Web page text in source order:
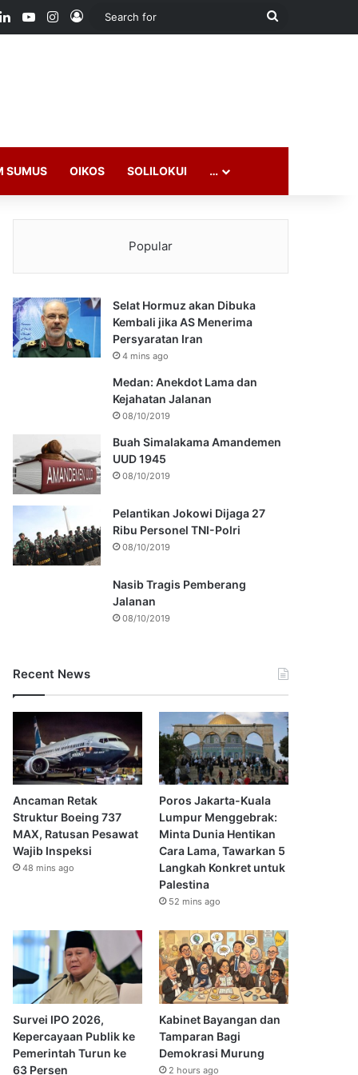
LinkedInYouTubeInstagram
Log In
Search
SUMUS OIKOS SOLILOKUI …
Popular
Selat Hormuz akan Dibuka
Kembali jika AS Menerima
Persyaratan Iran
4 mins ago
Medan: Anekdot Lama dan
Kejahatan Jalanan
08/10/2019
Buah Simalakama Amandemen
UUD 1945
08/10/2019
Pelantikan Jokowi Dijaga 27
Ribu Personel TNI-Polri
08/10/2019
Nasib Tragis Pemberang
Jalanan
08/10/2019
Recent News
Ancaman Retak
Struktur Boeing 737
MAX, Ratusan Pesawat
Wajib Inspeksi
48 mins ago
Poros Jakarta-Kuala
Lumpur Menggebrak:
Minta Dunia Hentikan
Cara Lama, Tawarkan 5
Langkah Konkret untuk
Palestina
52 mins ago
Survei IPO 2026,
Kepercayaan Publik ke
Pemerintah Turun ke
63 Persen
Kabinet Bayangan dan
Tamparan Bagi
Demokrasi Murung
2 hours ago